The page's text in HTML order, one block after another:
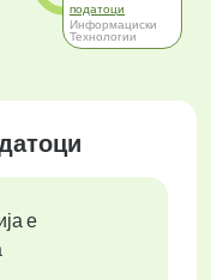
податоци
Информациски
Технологии
е